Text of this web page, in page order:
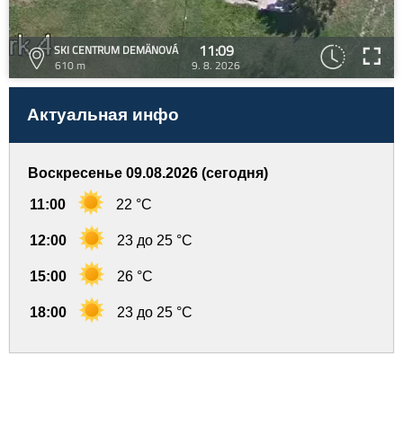
SKI CENTRUM DEMÄNOVÁ
610 m
11:09
9. 8. 2026
Актуальная инфо
Воскресенье 09.08.2026 (сегодня)
11:00 22 °C
12:00 23 до 25 °C
15:00 26 °C
18:00 23 до 25 °C